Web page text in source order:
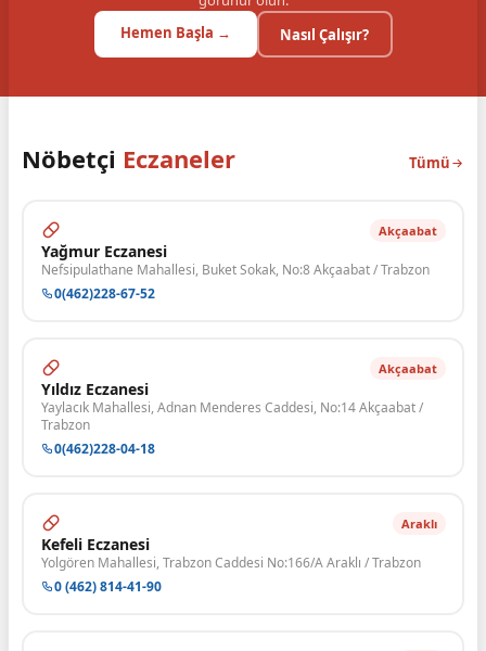
Hemen Başla →
Nasıl Çalışır?
Nöbetçi Eczaneler Tümü
Akçaabat
Yağmur Eczanesi
Nefsipulathane Mahallesi, Buket Sokak, No:8 Akçaabat / Trabzon
0(462)228-67-52
Akçaabat
Yıldız Eczanesi
Yaylacık Mahallesi, Adnan Menderes Caddesi, No:14 Akçaabat /
Trabzon
0(462)228-04-18
Araklı
Kefeli Eczanesi
Yolgören Mahallesi, Trabzon Caddesi No:166/A Araklı / Trabzon
0 (462) 814-41-90